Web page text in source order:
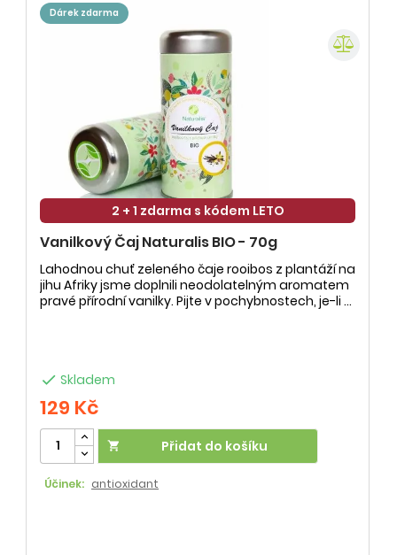
dárek zdarma
2 + 1 zdarma s kódem LETO
Vanilkový Čaj Naturalis BIO - 70g
Lahodnou chuť zeleného čaje rooibos z plantáží na
jihu Afriky jsme doplnili neodolatelným aromatem
pravé přírodní vanilky. Pijte v pochybnostech, je-li ...
 Skladem
129 Kč
 Přidat do košíku
Účinek: antioxidant